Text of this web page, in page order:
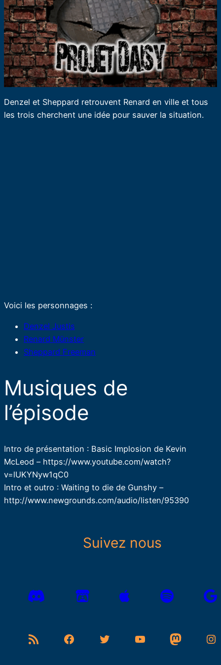
Denzel et Sheppard retrouvent Renard en ville et tous
les trois cherchent une idée pour sauver la situation.
Voici les personnages :
Denzel Justis
Renard Münster
Sheppard Freeman
Musiques de
l’épisode
Intro de présentation : Basic Implosion de Kevin
McLeod – https://www.youtube.com/watch?
v=lUKYNyw1qC0
Intro et outro : Waiting to die de Gunshy –
http://www.newgrounds.com/audio/listen/95390
Suivez nous
Flux RSS Facebook Twitter YouTube Mastodon Instagram